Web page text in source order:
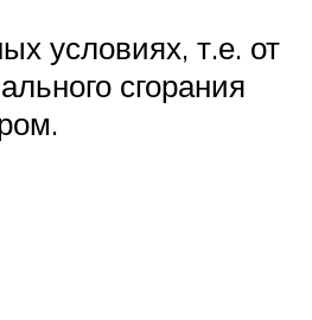
условиях, т.е. от
сгорания